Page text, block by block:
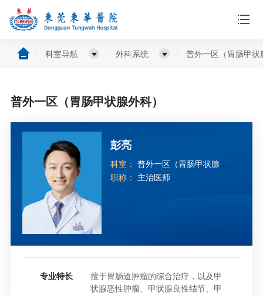
科室导航 外科系统 普外一区（胃肠甲状
普外一区（胃肠甲状腺外科）
彭亮
科室：普外一区（胃肠甲状腺外
科）
职称： 主治医师
专业特长
擅于胃肠道肿瘤的综合治疗，以及甲
状腺恶性肿瘤、甲状腺良性结节、甲